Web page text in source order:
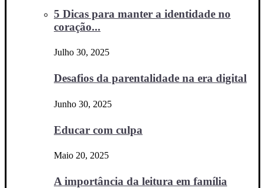
5 Dicas para manter a identidade no
coração...
Julho 30, 2025
Desafios da parentalidade na era digital
Junho 30, 2025
Educar com culpa
Maio 20, 2025
A importância da leitura em família